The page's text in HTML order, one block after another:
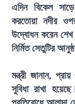
এদিন বিকেল
করতোয়া নদীর
উদ্বোধন করেন
নির্মিত সেতুটির
মন্ত্রী জানান,
সুবিধা রাখা